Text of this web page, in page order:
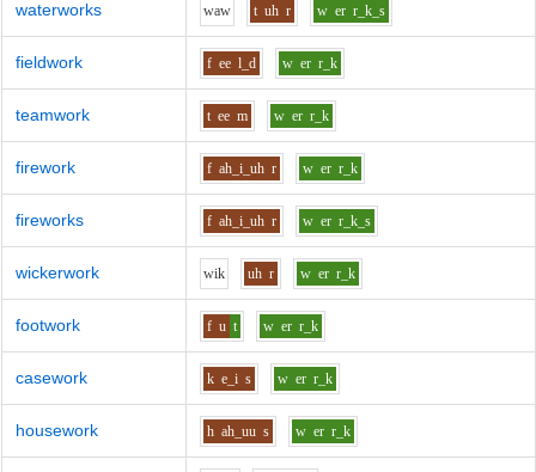
waterworks waw t uh r w er r_k_s
fieldwork f ee l_d w er r_k
teamwork t ee m w er r_k
firework f ah_i_uh r w er r_k
fireworks f ah_i_uh r w er r_k_s
wickerwork wik uh r w er r_k
footwork f u t w er r_k
casework k e_i s w er r_k
housework h ah_uu s w er r_k